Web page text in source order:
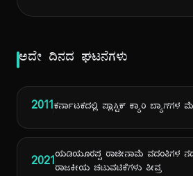
ಅದೇ ದಿನದ ಘಟನೆಗಳು
2011ಕರ್ನಾಟಕದಲ್ಲಿ ಪ್ಲಾಸ್ಟಿಕ್ ಕ್ಯಾರಿ
2021ಯಡಿಯೂರಪ್ಪ ರಾಜೀನಾಮೆ ವದಂತಿಗಳ
ರಾಜಕೀಯ ಚಟುವಟಿಕೆಗಳು ತೀವ್ರ